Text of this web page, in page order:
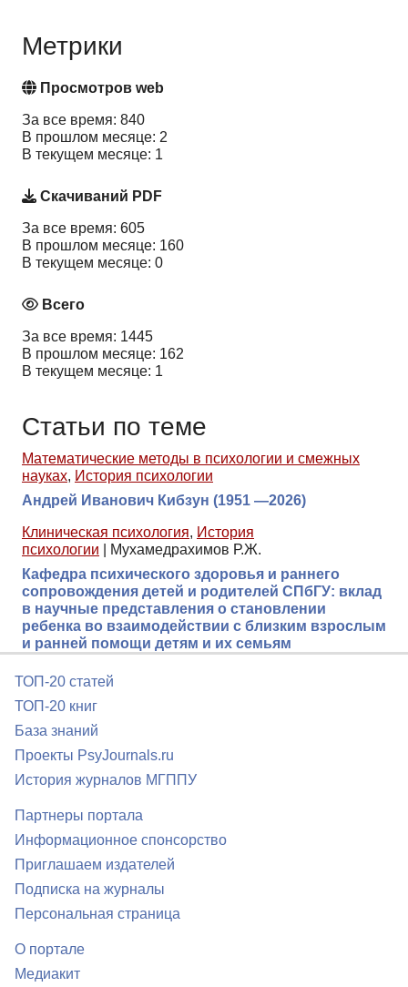
Метрики
Просмотров web
За все время: 840
В прошлом месяце: 2
В текущем месяце: 1
Скачиваний PDF
За все время: 605
В прошлом месяце: 160
В текущем месяце: 0
Всего
За все время: 1445
В прошлом месяце: 162
В текущем месяце: 1
Статьи по теме
Математические методы в психологии и смежных
науках, История психологии
Андрей Иванович Кибзун (1951 —2026)
Клиническая психология, История
психологии
Мухамедрахимов Р.Ж.
Кафедра психического здоровья и раннего
сопровождения детей и родителей СПбГУ: вклад
в научные представления о становлении
ребенка во взаимодействии с близким взрослым
и ранней помощи детям и их семьям
ТОП-20 статей
ТОП-20 книг
База знаний
Проекты PsyJournals.ru
История журналов МГППУ
Партнеры портала
Информационное спонсорство
Приглашаем издателей
Подписка на журналы
Персональная страница
О портале
Медиакит